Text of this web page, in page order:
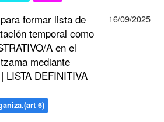
formar lista de
temporal como
A en el
mediante
LISTA DEFINITIVA
6)
16/09/2025